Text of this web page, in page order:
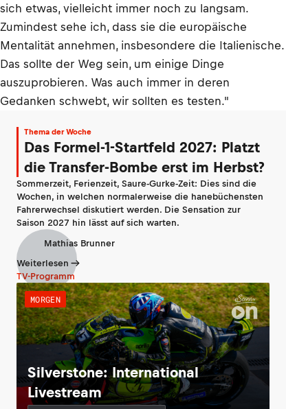
sich etwas, vielleicht immer noch zu langsam.
Zumindest sehe ich, dass sie die europäische
Mentalität annehmen, insbesondere die Italienische.
Das sollte der Weg sein, um einige Dinge
auszuprobieren. Was auch immer in deren
Gedanken schwebt, wir sollten es testen."
Thema der Woche
Das Formel-1-Startfeld 2027: Platzt
die Transfer-Bombe erst im Herbst?
Sommerzeit, Ferienzeit, Saure-Gurke-Zeit: Dies sind die
Wochen, in welchen normalerweise die hanebüchensten
Fahrerwechsel diskutiert werden. Die Sensation zur
Saison 2027 hin lässt auf sich warten.
Mathias Brunner
Weiterlesen
TV-Programm
MORGEN
Silverstone: International
Livestream